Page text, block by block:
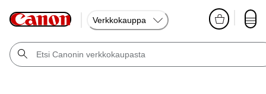
Verkkokauppa